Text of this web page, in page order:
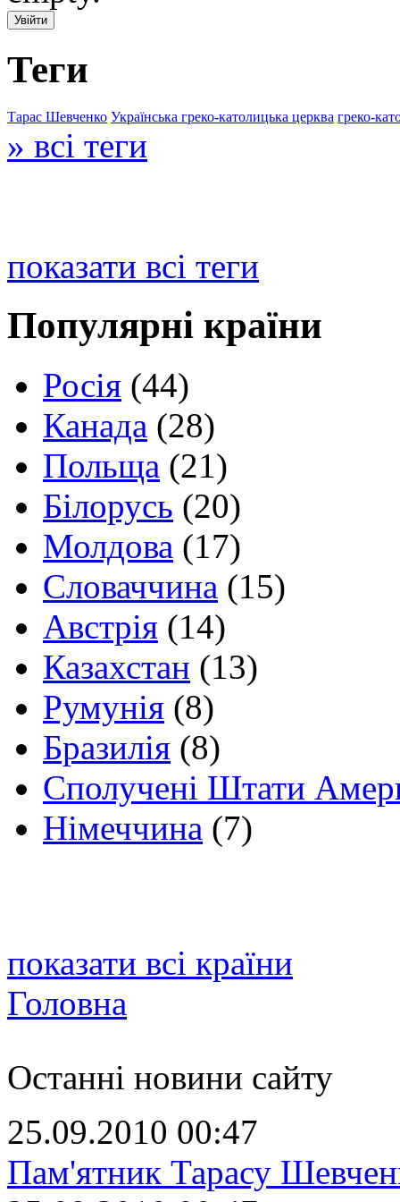
Теги
Тарас Шевченко Українська греко-католицька церква греко-
» всі теги
показати всі теги
Популярні країни
Росія (44)
Канада (28)
Польща (21)
Білорусь (20)
Молдова (17)
Словаччина (15)
Австрія (14)
Казахстан (13)
Румунія (8)
Бразилія (8)
Сполучені Штати
Німеччина (7)
показати всі країни
Головна
Останні новини сайту
25.09.2010 00:47
Пам'ятник Тарасу